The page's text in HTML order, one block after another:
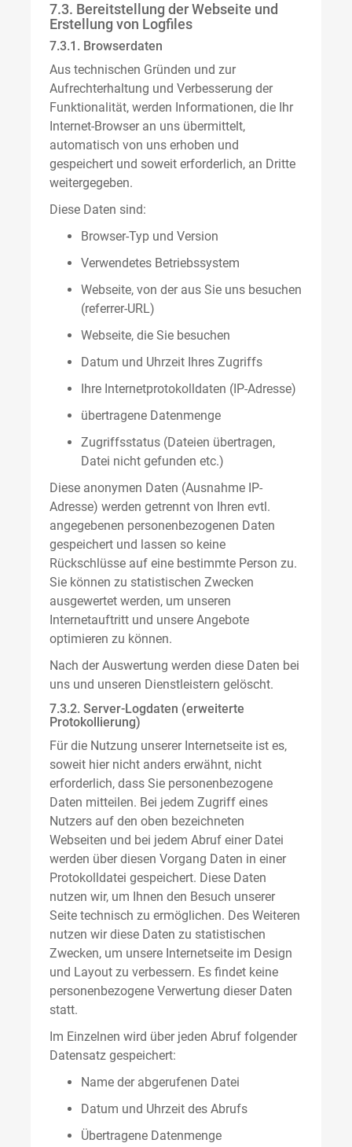
7.3. Bereitstellung der Webseite und
Erstellung von Logfiles
7.3.1. Browserdaten
Aus technischen Gründen und zur
Aufrechterhaltung und Verbesserung der
Funktionalität, werden Informationen, die Ihr
Internet-Browser an uns übermittelt,
automatisch von uns erhoben und
gespeichert und soweit erforderlich, an Dritte
weitergegeben.
Diese Daten sind:
Browser-Typ und Version
Verwendetes Betriebssystem
Webseite, von der aus Sie uns besuchen
(referrer-URL)
Webseite, die Sie besuchen
Datum und Uhrzeit Ihres Zugriffs
Ihre Internetprotokolldaten (IP-Adresse)
übertragene Datenmenge
Zugriffsstatus (Dateien übertragen,
Datei nicht gefunden etc.)
Diese anonymen Daten (Ausnahme IP-
Adresse) werden getrennt von Ihren evtl.
angegebenen personenbezogenen Daten
gespeichert und lassen so keine
Rückschlüsse auf eine bestimmte Person zu.
Sie können zu statistischen Zwecken
ausgewertet werden, um unseren
Internetauftritt und unsere Angebote
optimieren zu können.
Nach der Auswertung werden diese Daten bei
uns und unseren Dienstleistern gelöscht.
7.3.2. Server-Logdaten (erweiterte
Protokollierung)
Für die Nutzung unserer Internetseite ist es,
soweit hier nicht anders erwähnt, nicht
erforderlich, dass Sie personenbezogene
Daten mitteilen. Bei jedem Zugriff eines
Nutzers auf den oben bezeichneten
Webseiten und bei jedem Abruf einer Datei
werden über diesen Vorgang Daten in einer
Protokolldatei gespeichert. Diese Daten
nutzen wir, um Ihnen den Besuch unserer
Seite technisch zu ermöglichen. Des Weiteren
nutzen wir diese Daten zu statistischen
Zwecken, um unsere Internetseite im Design
und Layout zu verbessern. Es findet keine
personenbezogene Verwertung dieser Daten
statt.
Im Einzelnen wird über jeden Abruf folgender
Datensatz gespeichert:
Name der abgerufenen Datei
Datum und Uhrzeit des Abrufs
Übertragene Datenmenge